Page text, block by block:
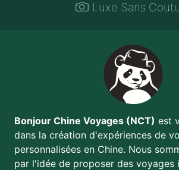
Luxe Sans
Bonjour Chine Voyages (NCT) est
dans la création d'expériences de
personnalisées en Chine. Nous
par l'idée de proposer des voyages